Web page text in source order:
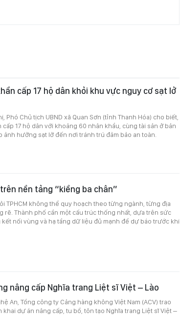
cấp 17 hộ dân khỏi khu vực nguy cơ sạt lở
Phó Chủ tịch UBND xã Quan Sơn (tỉnh Thanh Hóa) cho biết,
17 hộ dân với khoảng 60 nhân khẩu, cùng tài sản ở bản
ảnh hưởng sạt lở đến nơi tránh trú đảm bảo an toàn.
nền tảng “kiềng ba chân”
TPHCM không thể quy hoạch theo từng ngành, từng địa
rẽ. Thành phố cần một cấu trúc thống nhất, dựa trên sức
nối vùng và hạ tầng dữ liệu đủ mạnh để dự báo trước khi
nâng cấp Nghĩa trang Liệt sĩ Việt – Lào
An, Tổng công ty Cảng hàng không Việt Nam (ACV) trao
dự án nâng cấp, tu bổ, tôn tạo Nghĩa trang Liệt sĩ Việt –